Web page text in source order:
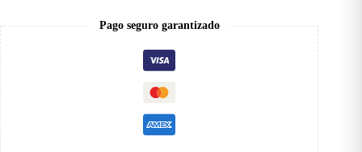
cantidad
Pago seguro garantizado